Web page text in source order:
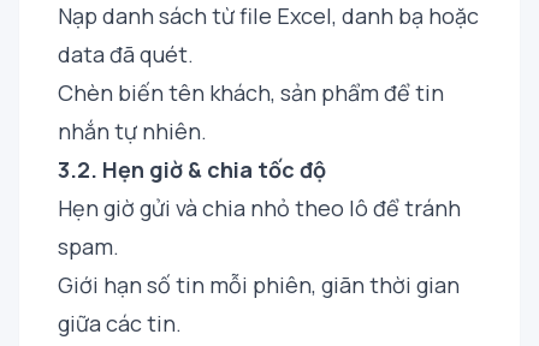
Nạp danh sách từ file Excel, danh bạ hoặc
data đã quét.
Chèn biến tên khách, sản phẩm để tin
nhắn tự nhiên.
3.2. Hẹn giờ & chia tốc độ
Hẹn giờ gửi và chia nhỏ theo lô để tránh
spam.
Giới hạn số tin mỗi phiên, giãn thời gian
giữa các tin.